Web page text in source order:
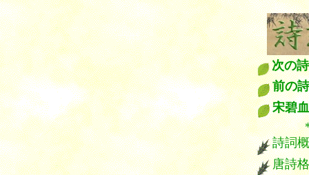
次の
前の
宋碧
詩詞
唐詩